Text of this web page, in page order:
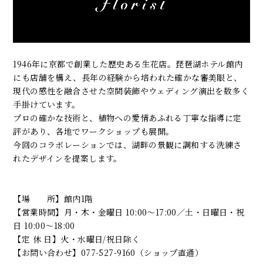
1946年に京都で創業した歴史ある生花店。琵琶湖ホテル館内
にも店舗を構え、長年の経験から培われた確かな審美眼と、
現代の感性を融合させた空間装飾やウェディング演出を数多く
手掛けています。
プロの確かな技術と、植物への愛情あふれる丁寧な指導に定
評があり、各地でワークショップも展開。
今回のコラボレーションでは、湖畔の景観に調和する洗練さ
れたデザインを提案します。
【場 所】館内1階
【営業時間】月・木・金曜日 10:00～17:00／土・日曜日・祝
日 10:00～18:00
【定 休 日】火・水曜日/祝日除く
【お問い合わせ】077-527-9160（ショップ直通）